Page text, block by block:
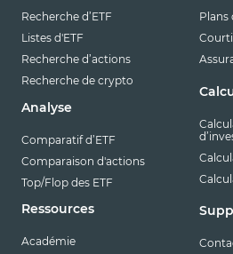
Recherche d’ETF
Listes d'ETF
Recherche d’actions
Recherche de crypto
Analyse
Comparatif d’ETF
Comparaison d'actions
Top/Flop des ETF
Ressources
Académie
Plans